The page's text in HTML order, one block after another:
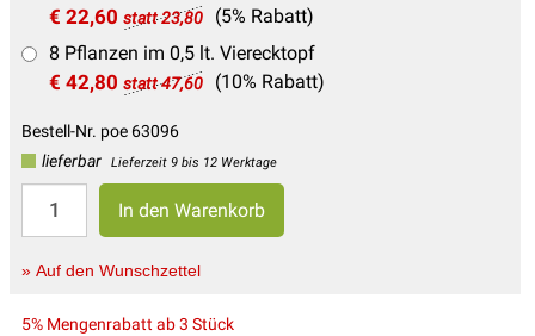
€ 22,60 statt 23,80
(5% Rabatt)
8 Pflanzen im 0,5 lt. Vierecktopf
€ 42,80 statt 47,60 (10% Rabatt)
Bestell-Nr. poe 63096
lieferbar
Lieferzeit 9 bis 12 Werktage
» Auf den Wunschzettel
5% Mengenrabatt ab 3 Stück